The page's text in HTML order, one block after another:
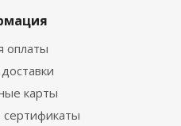
оплаты
карты